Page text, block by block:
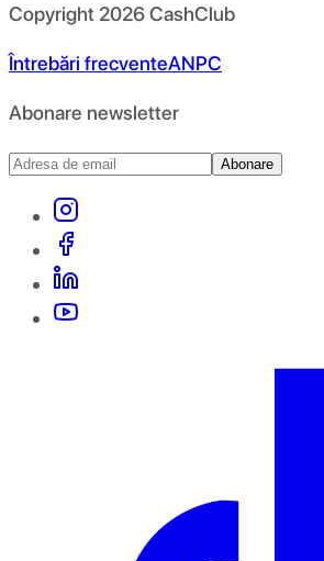
Copyright 2026CashClub
Întrebări frecventeANPC
Abonare newsletter
Abonare